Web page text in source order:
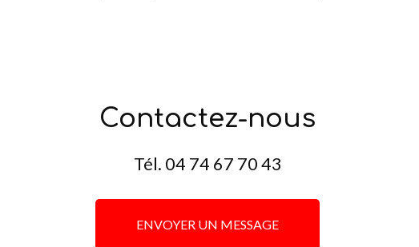
Contactez-nous
Tél. 04 74 67 70 43
ENVOYER UN MESSAGE